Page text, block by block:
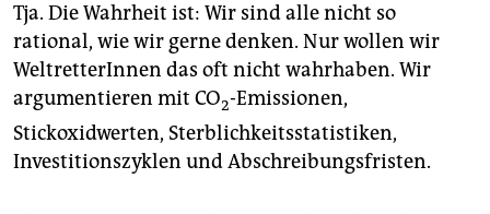
Tja. Die Wahrheit ist: Wir sind alle nicht so
rational, wie wir gerne denken. Nur wollen wir
WeltretterInnen das oft nicht wahrhaben. Wir
argumentieren mit CO2-Emissionen,
Stickoxidwerten, Sterblichkeitsstatistiken,
Investitionszyklen und Abschreibungsfristen.